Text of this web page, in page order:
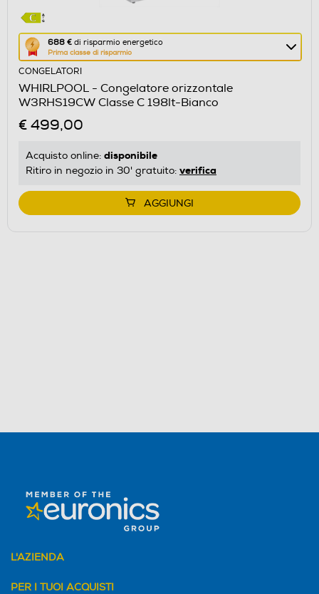
688 € di risparmio energetico
Prima classe di risparmio
Questa
azione
aprirà
il
Calcolatore
di
energetico
di
Youreko.
CONGELATORI
WHIRLPOOL - Congelatore orizzontale
W3RHS19CW Classe C 198lt-Bianco
€ 499,00
Acquisto online: disponibile
Ritiro in negozio in 30' gratuito: verifica
AGGIUNGI
L'AZIENDA
PER I TUOI ACQUISTI